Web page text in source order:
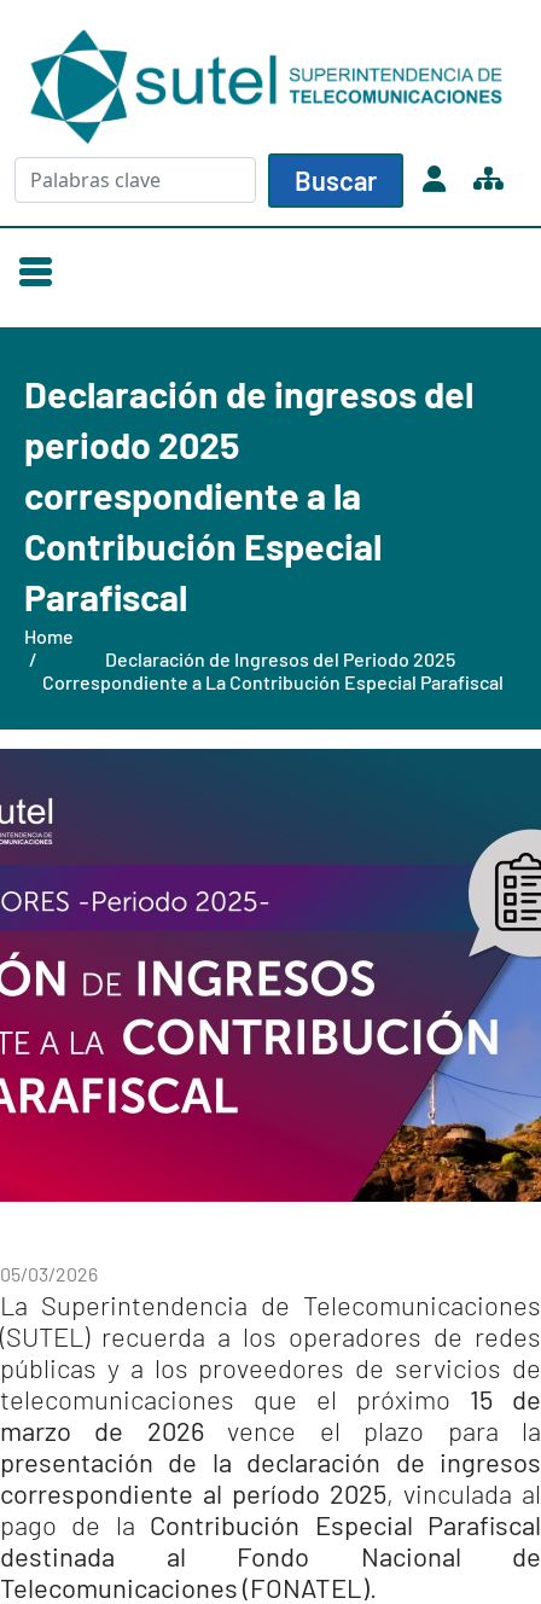
Buscar Buscar
Declaración de ingresos del
periodo 2025
correspondiente a la
Contribución Especial
Parafiscal
Home
Declaración de Ingresos del Periodo 2025
Correspondiente a La Contribución Especial Parafiscal
05/03/2026
La Superintendencia de Telecomunicaciones
(SUTEL) recuerda a los operadores de redes
públicas y a los proveedores de servicios de
telecomunicaciones que el próximo 15 de
marzo de 2026vence el plazo para la
presentación de la declaración de ingresos
correspondiente al período 2025, vinculada al
pago de la Contribución Especial Parafiscal
destinada al Fondo Nacional de
Telecomunicaciones (FONATEL)